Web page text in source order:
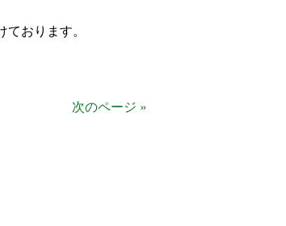
おります。
次のページ »